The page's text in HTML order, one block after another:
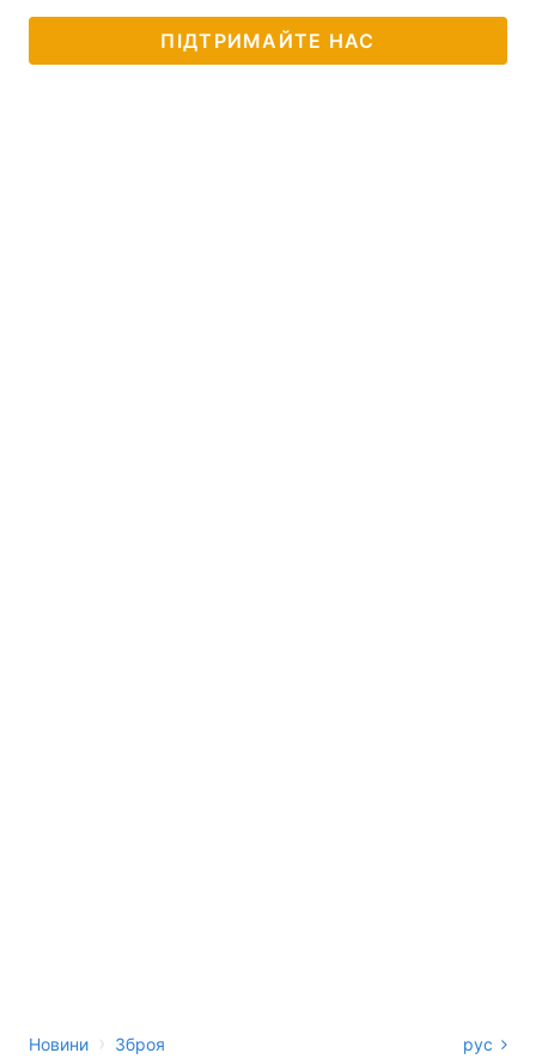
ПІДТРИМАЙТЕ НАС
Новини › Зброя рус